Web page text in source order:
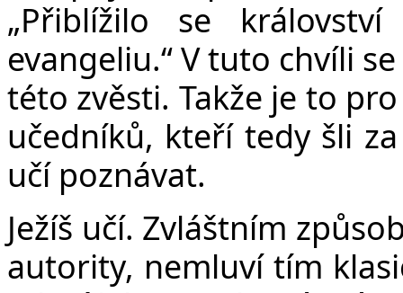
„Přiblížilo se
evangeliu.“ V tuto chvíli
této zvěsti. Takže je to
učedníků, kteří tedy šli
učí poznávat.
Ježíš učí. Zvláštním
autority, nemluví tím